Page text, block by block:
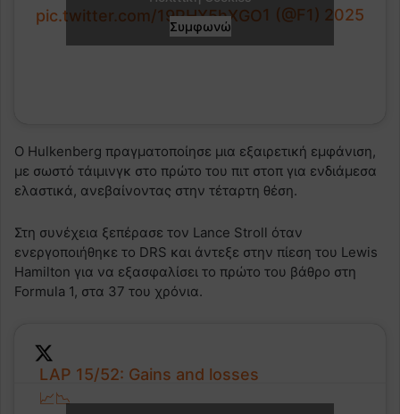
pic.twitter.com/19PHX5hXGO1 (@F1) 2025
Συμφωνώ
Ο Hulkenberg πραγματοποίησε μια εξαιρετική εμφάνιση,
με σωστό τάιμινγκ στο πρώτο του πιτ στοπ για ενδιάμεσα
ελαστικά, ανεβαίνοντας στην τέταρτη θέση.
Στη συνέχεια ξεπέρασε τον Lance Stroll όταν
ενεργοποιήθηκε το DRS και άντεξε στην πίεση του Lewis
Hamilton για να εξασφαλίσει το πρώτο του βάθρο στη
Formula 1, στα 37 του χρόνια.
LAP 15/52: Gains and losses
📈📉